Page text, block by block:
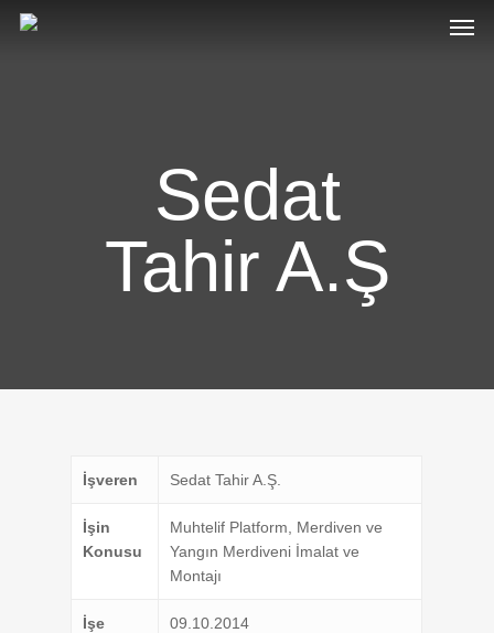
Sedat
Tahir A.Ş
İşveren Sedat Tahir A.Ş.
İşin
Konusu
Muhtelif Platform, Merdiven ve
Yangın Merdiveni İmalat ve
Montajı
İşe
09.10.2014